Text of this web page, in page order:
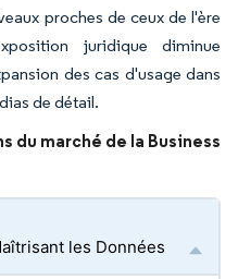
proches de ceux de l'ère
juridique diminue
des cas d'usage dans
de détail.
du marché de la Business
les Données